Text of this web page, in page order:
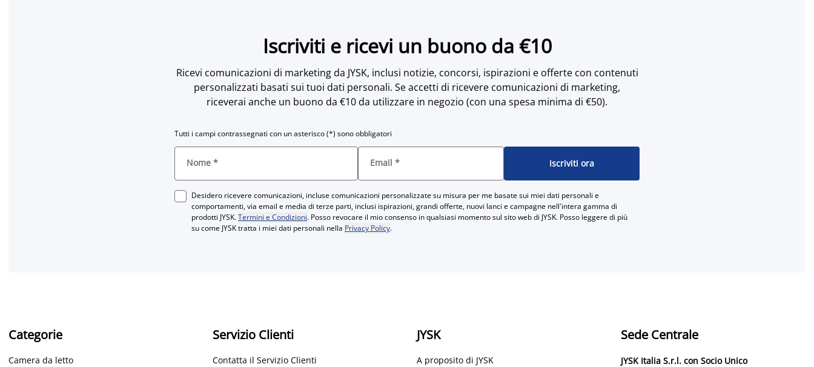
Iscriviti e ricevi un buono da €10
Ricevi comunicazioni di marketing da JYSK, inclusi notizie, concorsi, ispirazioni e offerte con contenuti
personalizzati basati sui tuoi dati personali. Se accetti di ricevere comunicazioni di marketing,
riceverai anche un buono da €10 da utilizzare in negozio (con una spesa minima di €50).
Tutti i campi contrassegnati con un asterisco (*) sono obbligatori
Nome * Email * Iscriviti ora
Desidero ricevere comunicazioni, incluse comunicazioni personalizzate su misura per me basate sui miei dati personali e
comportamenti, via email e media di terze parti, inclusi ispirazioni, grandi offerte, nuovi lanci e campagne nell'intera gamma di
prodotti JYSK.Termini e Condizioni. Posso revocare il mio consenso in qualsiasi momento sul sito web di JYSK. Posso leggere di più
su come JYSK tratta i miei dati personali nella Privacy Policy.
Categorie
Camera da letto
Servizio Clienti
Contatta il Servizio Clienti
JYSK
A proposito di JYSK
Sede Centrale
JYSK Italia S.r.l. con Socio Unico